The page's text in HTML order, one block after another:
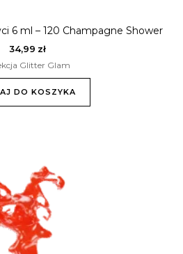
6 ml – 120 Champagne Shower
34,99 zł
Glitter Glam
DO KOSZYKA